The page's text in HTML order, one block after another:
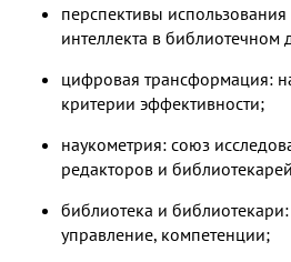
перспективы использования
интеллекта в библиотечном
цифровая трансформация:
критерии эффективности;
наукометрия: союз
редакторов и
библиотека и
управление, компетенции;